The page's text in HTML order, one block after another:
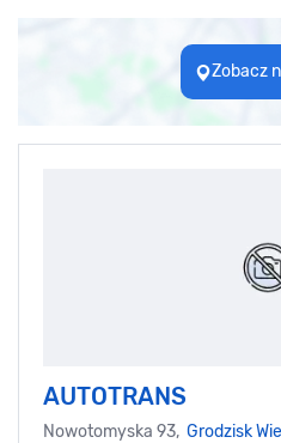
Zobacz
AUTOTRANS
Nowotomyska 93, Grodzisk